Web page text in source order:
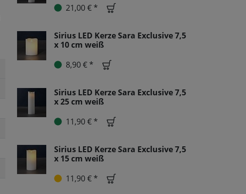
21,00 € *
Sirius LED Kerze Sara Exclusive 7,5
x 10 cm weiß
8,90 € *
Sirius LED Kerze Sara Exclusive 7,5
x 25 cm weiß
11,90 € *
Sirius LED Kerze Sara Exclusive 7,5
x 15 cm weiß
11,90 € *